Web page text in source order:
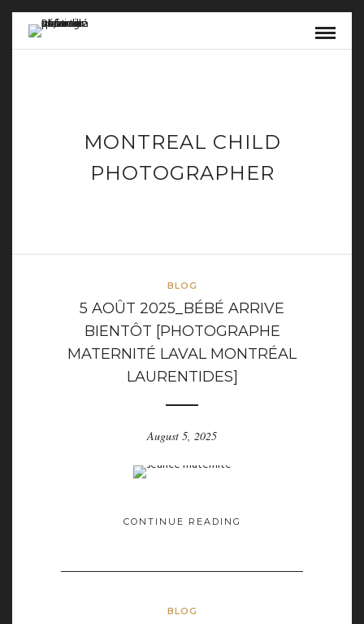
MONTREAL CHILD
PHOTOGRAPHER
BLOG
5 AOÛT 2025_BÉBÉ ARRIVE
BIENTÔT [PHOTOGRAPHE
MATERNITÉ LAVAL MONTRÉAL
LAURENTIDES]
August 5, 2025
CONTINUE READING
BLOG